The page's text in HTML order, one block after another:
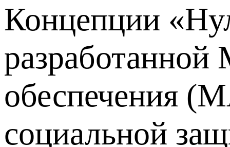
Концепции
разработанной
обеспечения
социальной